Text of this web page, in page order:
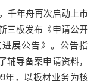
千年舟再次启动上市
三板发布《申请公开
展公告》。公告指
辅导备案申请资料，
年，以板材业务为核